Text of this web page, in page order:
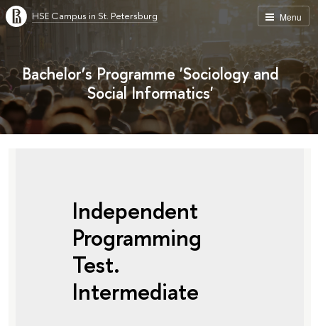
Menu
HSE Campus in St. Petersburg
Bachelor’s Programme 'Sociology and
Social Informatics'
Independent
Programming
Test.
Intermediate